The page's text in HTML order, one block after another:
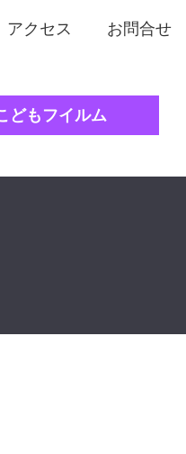
アクセス お問合せ
どもフイルム